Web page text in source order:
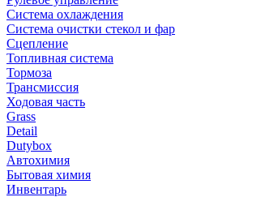
Система охлаждения
Система очистки стекол и фар
Сцепление
Топливная система
Тормоза
Трансмиссия
Ходовая часть
Grass
Detail
Dutybox
Автохимия
Бытовая химия
Инвентарь